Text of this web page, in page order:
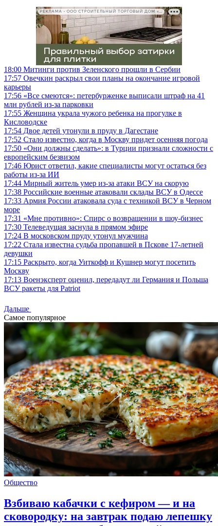
РЕКЛАМА • ООО СТРОИТЕЛЬНЫЙ ТОРГОВЫЙ ДОМ «ПЕТРОВИЧ», ИНН 7802348846
18:00 Митинги против Зеленского прошли в Сербии
17:57 Овечкин раскрыл свои планы на окончание игровой
карьеры
17:56 «Все смеются»: петербурженке выписали штраф на 41
млн рублей из-за парковки
17:55 Женщина украла чужого ребенка на прогулке в
Кисловодске
17:54 Двое детей утонули в пруду в Дагестане
17:52 Стало известно, когда в Москву придет осенняя погода
17:50 «Они должны сделать»: в Турции признали сложности с
европейским безвизом
17:46 Юрист ответил, какие специалисты могут остаться без
работы из-за ИИ
17:44 Мирный житель умер из-за атаки ВСУ на скорую
17:38 Российские военные атаковали склады ВСУ в Одессе
17:33 Армия России атаковала суда с техникой ВСУ в Черном
море
17:31 «Мне противно»: Спирс о возвращении в шоу-бизнес
17:30 Телеведущая заснула в прямом эфире
17:24 В московском пруду утонул мужчина
17:22 Стала известна судьба пропавшей в Пскове 17-летней
девушки
17:15 Раскрыто, когда Уиткофф и Кушнер могут посетить
Москву
17:13 Военэксперт оценил, передадут ли Германия и Польша
ВСУ ракеты для Patriot
Дальше
Самое популярное
Общество
Взбиваю кабачки с кефиром — и на
сковородку: на завтрак подаю лепешку